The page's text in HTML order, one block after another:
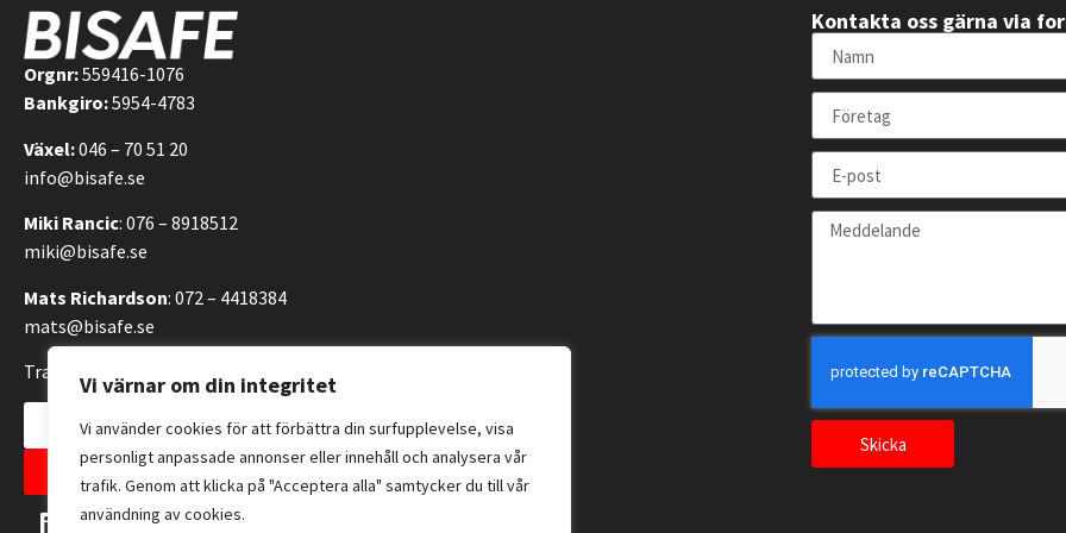
Vi värnar om din integritet
Vi använder cookies för att förbättra din surfupplevelse, visa
personligt anpassade annonser eller innehåll och analysera vår
trafik. Genom att klicka på "Acceptera alla" samtycker du till vår
användning av cookies.
Orgnr:559416-1076
Bankgiro:5954-4783
Växel:046 – 70 51 20
info@bisafe.se
Miki Rancic: 076 – 8918512
miki@bisafe.se
Mats Richardson: 072 – 4418384
mats@bisafe.se
Transportvägen 14, 246 42 Löddeköpinge, Sverige
Kontakta oss
Allmänna försäljningsvillkor
Kontakta oss gärna via
Skicka